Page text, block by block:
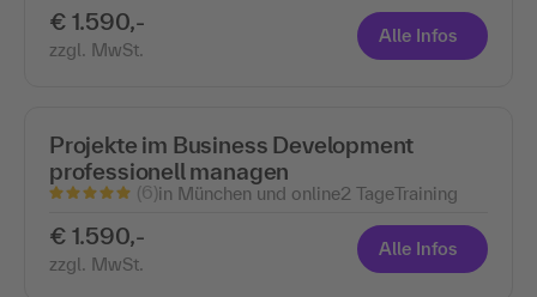
€ 1.590,-
zzgl. MwSt.
Alle Infos
Projekte im Business Development
professionell managen
(6)in München und online2 TageTraining
€ 1.590,-
zzgl. MwSt.
Alle Infos